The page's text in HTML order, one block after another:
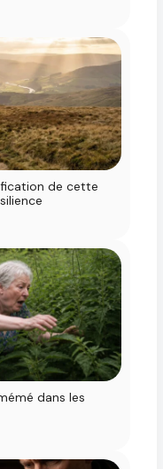
de cette
dans les